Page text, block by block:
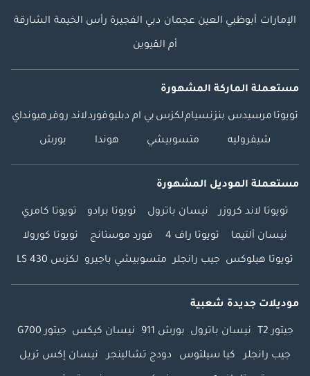
الإمارات أبوظبي العين عجمان دبي الفجيرة رأس الخيمة الشارقة
أم القيوين
مستعملة الماركة المشهورة
تويوتا مرسيدس بنزنسياملكزس بي ام دبليوفوردلاند روفرهيونداي
شيفروليه متسوبيشي هوندا بورش
مستعملة الموديل المشهورة
تويوتا لاند كروزر نيسان باترول تويوتا برادو تويوتا كامري
نيسان ألتيما تويوتا راف 4 فورد موستانج تويوتا كورولا
تويوتا هيلوكس جيب رانجلر متسوبيشي باجيرو لكزس LS 430
موديلات جديدة شعبية
جيتور T2 نيسان باترول بورش 911 نيسان كيكس جيتور G700
جيب رانجلر كيا سيلتوس دودج تشالينجر نيسان إكس تريل